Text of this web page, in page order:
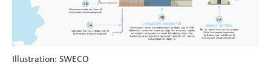
Illustration: SWECO